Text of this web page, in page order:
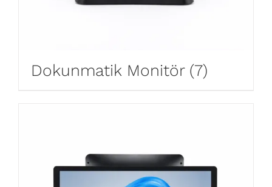
Dokunmatik Monitör (7)